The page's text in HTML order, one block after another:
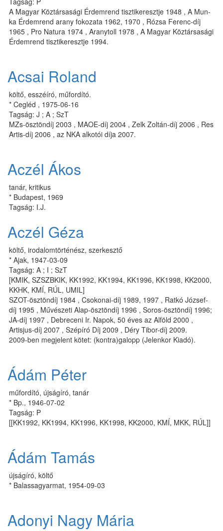
A Magyar Köztársasági Ér­dem­rend tisztikeresztje 1948 , A Mun­
ka Ér­dem­rend arany fo­ko­za­ta 1962, 1970 , Ró­zsa Fe­renc-díj
1965 , Pro Natura 1974 , Arany­toll 1978 , A Magyar Köztársasági
Ér­dem­rend tisztikeresztje 1994.
Acsai Roland
költő, esszéíró, műfordító.
* Cegléd , 1975-06-16
Tagság: J ; A ; SzT
MZs-ösz­tön­díj 2003 , MAOE-díj 2004 , Zelk Zoltán-díj 2006 , Res
Artis-díj 2006 , az NKA alkotói díja 2007.
Aczél Ákos
tanár, kritikus
* Budapest, 1969
Tagság: I.J.
Aczél Géza
költő, irodalomtörténész, szerkesztő
* Ajak, 1947-03-09
Tagság: A ; I ; SzT
[KMIK, SZSZBKIK, KK1992, KK1994, KK1996, KK1998, KK2000,
KKHK, KMÍ, RÚL, UMIL]
SZOT-ösz­tön­díj 1984 , Cso­ko­nai-díj 1989, 1997 , Ratkó Jó­zsef-
díj 1995 , Művészeti Alap-ösz­tön­díj 1996 , So­ros-ösz­tön­díj 1996;
JA-díj 1997 , Deb­re­ce­ni Ir. Na­pok, 50 éves az Al­föld 2000 ,
Artisjus-díj 2007 , Szépíró Díj 2009 , Déry Tibor-díj 2009.
2009-ben megjelent kötet: (kontra)galopp (Jelenkor Kiadó).
Ádám Péter
műfordító, újságíró, tanár
* Bp., 1946-07-02
Tagság: P
[[KK1992, KK1994, KK1996, KK1998, KK2000, KMÍ, MKK, RÚL]]
Ádám Tamás
újságíró, költő
* Balassagyarmat, 1954-09-03
Adonyi Nagy Mária